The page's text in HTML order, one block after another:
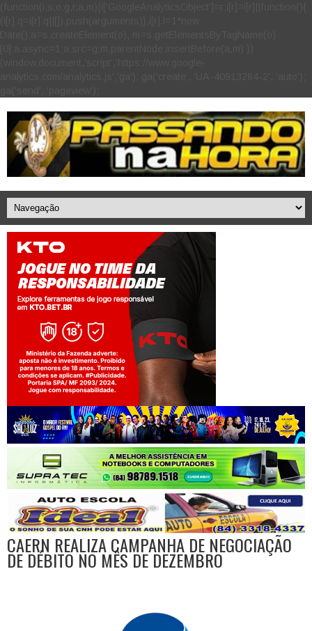
Jogue com responsabilidade. 18+
CAERN REALIZA CAMPANHA DE NEGOCIAÇÃO
DE DÉBITO NO MÊS DE DEZEMBRO